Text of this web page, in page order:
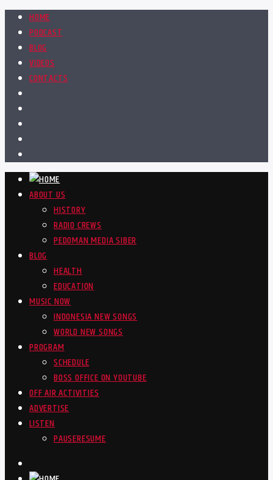
HOME
PODCAST
BLOG
VIDEOS
CONTACTS
ABOUT US
HISTORY
RADIO CREWS
PEDOMAN MEDIA SIBER
BLOG
HEALTH
EDUCATION
MUSIC NOW
INDONESIA NEW SONGS
WORLD NEW SONGS
PROGRAM
SCHEDULE
BOSS OFFICE ON YOUTUBE
OFF AIR ACTIVITIES
ADVERTISE
LISTEN
PAUSERESUME